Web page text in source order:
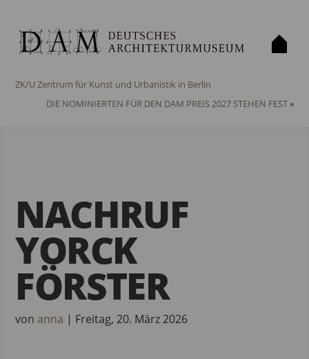
ZK/U Zentrum für Kunst und Urbanistik in Berlin
DIE NOMINIERTEN FÜR DEN DAM PREIS 2027 STEHEN FEST»
NACHRUF
YORCK
FÖRSTER
von anna | Freitag, 20. März 2026